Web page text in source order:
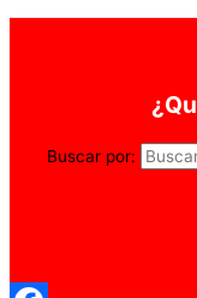
Buscar por: